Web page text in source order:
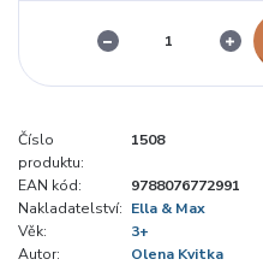
Číslo
produktu:
1508
EAN kód:
9788076772991
Nakladatelství: Ella & Max
Věk:
3+
Autor:
Olena Kvitka